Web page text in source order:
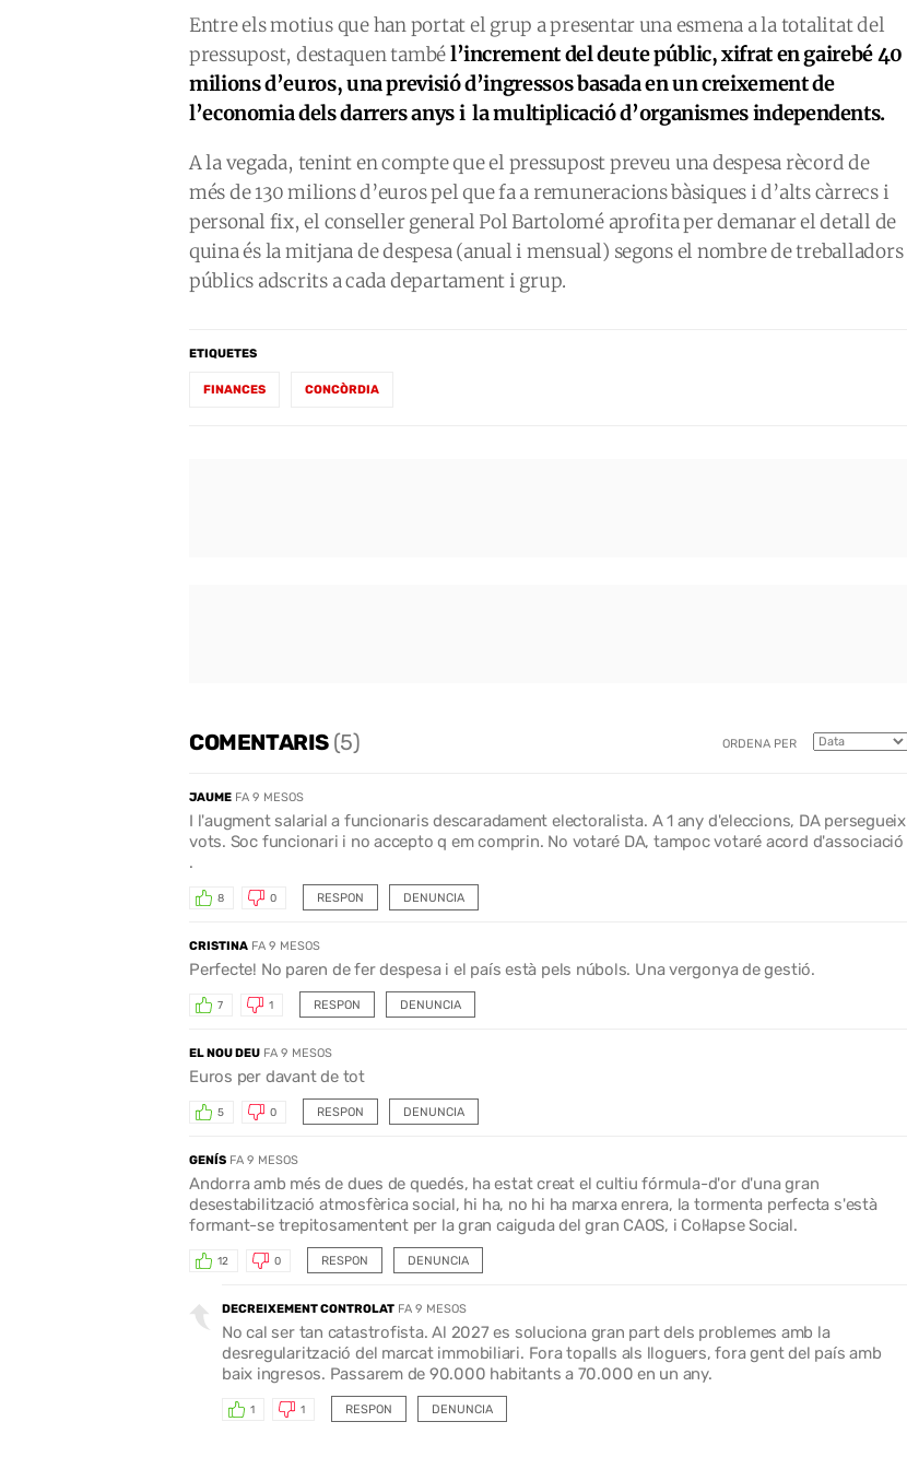
Entre els motius que han portat el grup a presentar una esmena a la totalitat del
pressupost, destaquen tambél’increment del deute públic, xifrat en gairebé 40
milions d’euros, una previsió d’ingressos basada en un creixement de
l’economia dels darrers anys i ​ la multiplicació d’organismes independents.
A la vegada, tenint en compte que el pressupost preveu una despesa rècord de
més de 130 milions d’euros pel que fa a remuneracions bàsiques i d’alts càrrecs i
personal fix, el conseller general Pol Bartolomé aprofita per demanar el detall de
quina és la mitjana de despesa (anual i mensual) segons el nombre de treballadors
públics adscrits a cada departament i grup.
ETIQUETES
FINANCES CONCÒRDIA
COMENTARIS (5) ORDENA PER
JAUME FA 9 MESOS
I l'augment salarial a funcionaris descaradament electoralista. A 1 any d'eleccions, DA persegueix
vots. Soc funcionari i no accepto q em comprin. No votaré DA, tampoc votaré acord d'associació
.
RESPON
8 0 DENUNCIA
CRISTINA FA 9 MESOS
Perfecte! No paren de fer despesa i el país està pels núbols. Una vergonya de gestió.
RESPON
7 1 DENUNCIA
EL NOU DEU FA 9 MESOS
Euros per davant de tot
RESPON
5 0 DENUNCIA
GENÍS FA 9 MESOS
Andorra amb més de dues de quedés, ha estat creat el cultiu fórmula-d'or d'una gran
desestabilització atmosfèrica social, hi ha, no hi ha marxa enrera, la tormenta perfecta s'està
formant-se trepitosamentent per la gran caiguda del gran CAOS, i Col·lapse Social.
RESPON
12 0 DENUNCIA
DECREIXEMENT CONTROLAT FA 9 MESOS
No cal ser tan catastrofista. Al 2027 es soluciona gran part dels problemes amb la
desregularització del marcat immobiliari. Fora topalls als lloguers, fora gent del país amb
baix ingresos. Passarem de 90.000 habitants a 70.000 en un any.
RESPON
1 1 DENUNCIA